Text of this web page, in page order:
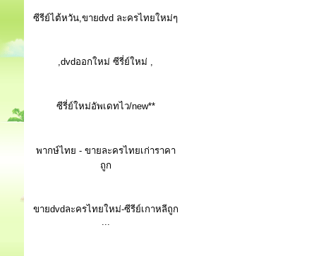
ซีรีย์ไต้หวัน,ขายdvd ละครไทยใหม่ๆ
,dvdออกใหม่ ซีรี่ย์ใหม่ ,
ซีรี่ย์ใหม่อัพเดทไว/new**
พากษ์ไทย - ขายละครไทยเก่าราคา
ถูก
ขายdvdละครไทยใหม่-ซีรีย์เกาหลีถูก
...